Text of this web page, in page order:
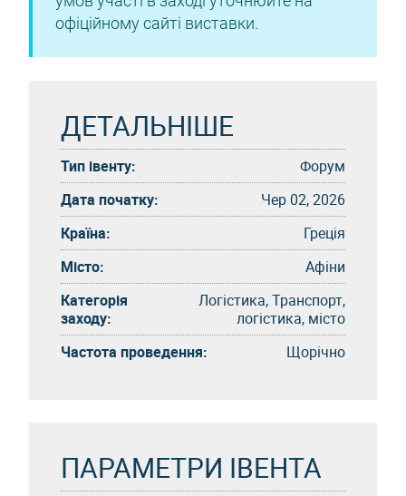
офіційному сайті виставки.
ДЕТАЛЬНІШЕ
Тип івенту:
Форум
Дата початку:
Чер 02, 2026
Країна:
Греція
Місто:
Афіни
Категорія
заходу:
Логістика, Транспорт,
логістика, місто
Частота проведення:
Щорічно
ПАРАМЕТРИ ІВЕНТА